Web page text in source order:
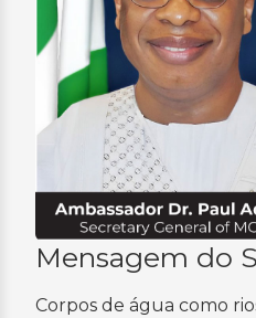
Mensagem do
Corpos de água como